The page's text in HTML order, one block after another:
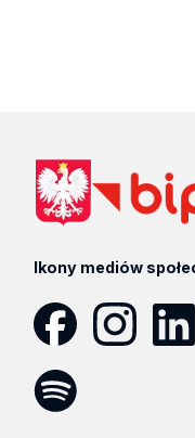
Ikony mediów